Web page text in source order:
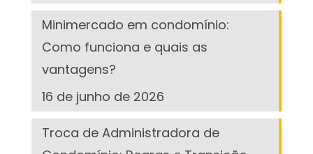
Minimercado em condomínio:
Como funciona e quais as
vantagens?
16 de junho de 2026
Troca de Administradora de